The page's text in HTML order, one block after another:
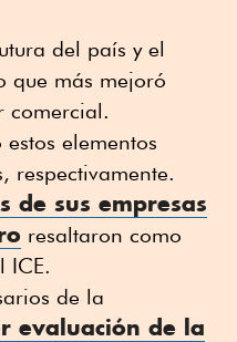
del país y el
que más mejoró
comercial.
elementos
respectivamente.
de sus empresas
resaltaron como
ICE.
de la
evaluación de la